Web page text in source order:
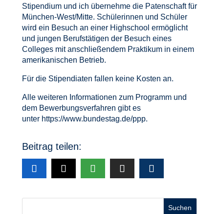
Stipendium und ich übernehme die Patenschaft für
München-West/Mitte. Schülerinnen und Schüler
wird ein Besuch an einer Highschool ermöglicht
und jungen Berufstätigen der Besuch eines
Colleges mit anschließendem Praktikum in einem
amerikanischen Betrieb.
Für die Stipendiaten fallen keine Kosten an.
Alle weiteren Informationen zum Programm und
dem Bewerbungsverfahren gibt es
unter https://www.bundestag.de/ppp.
Beitrag teilen:
Suchen